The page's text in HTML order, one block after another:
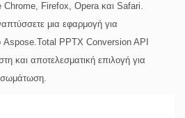
Firefox, Opera και Safari.
μια εφαρμογή για
Aspose.Total PPTX Conversion API
και αποτελεσματική επιλογή για